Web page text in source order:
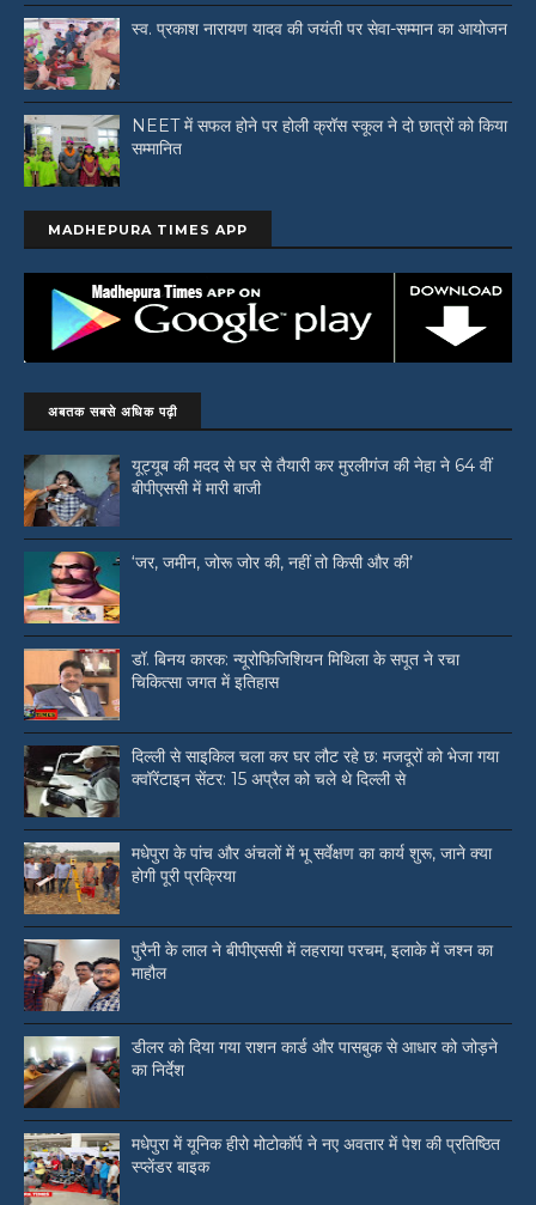
स्व. प्रकाश नारायण यादव की जयंती पर सेवा-सम्मान का आयोजन
NEET में सफल होने पर होली क्रॉस स्कूल ने दो छात्रों को किया
सम्मानित
MADHEPURA TIMES APP
अबतक सबसे अधिक पढ़ी
यूट्यूब की मदद से घर से तैयारी कर मुरलीगंज की नेहा ने 64 वीं
बीपीएससी में मारी बाजी
‘जर, जमीन, जोरू जोर की, नहीं तो किसी और की’
डॉ. बिनय कारक: न्यूरोफिजिशियन मिथिला के सपूत ने रचा
चिकित्सा जगत में इतिहास
दिल्ली से साइकिल चला कर घर लौट रहे छ: मजदूरों को भेजा गया
क्वॉरेंटाइन सेंटर: 15 अप्रैल को चले थे दिल्ली से
मधेपुरा के पांच और अंचलों में भू सर्वेक्षण का कार्य शुरू, जाने क्या
होगी पूरी प्रक्रिया
पुरैनी के लाल ने बीपीएससी में लहराया परचम, इलाके में जश्न का
माहौल
डीलर को दिया गया राशन कार्ड और पासबुक से आधार को जोड़ने
का निर्देश
मधेपुरा में यूनिक हीरो मोटोकॉर्प ने नए अवतार में पेश की प्रतिष्ठित
स्प्लेंडर बाइक